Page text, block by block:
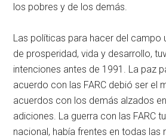
los pobres y de los demás.
Las políticas para hacer del campo
de prosperidad, vida y desarrollo,
intenciones antes de 1991. La paz
acuerdo con las FARC debió ser el
acuerdos con los demás alzados
adiciones. La guerra con las FARC
nacional, había frentes en todas las